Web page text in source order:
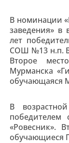
В номинации
заведения» в
лет
СОШ №13 н.п.
Второе
Мурманска
обучающаяся
В
«Ровесник».